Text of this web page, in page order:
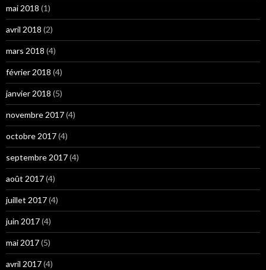
mai 2018 (1)
avril 2018 (2)
mars 2018 (4)
février 2018 (4)
janvier 2018 (5)
novembre 2017(4)
octobre 2017(4)
septembre 2017(4)
août 2017(4)
juillet 2017(4)
juin 2017(4)
mai 2017(5)
avril 2017(4)